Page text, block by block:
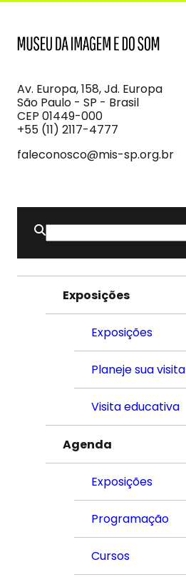
Imagem
e
do
Som
Av. Europa, 158, Jd. Europa
São Paulo - SP - Brasil
CEP 01449-000
+55 (11) 2117-4777
faleconosco@mis-sp.org.br
Buscar
por:
Exposições
Exposições
Planeje sua visita
Visita educativa
Agenda
Exposições
Programação
Cursos